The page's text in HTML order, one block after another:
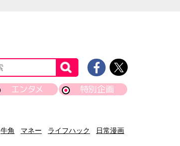
エンタメ 特別企画
牛角 マネー ライフハック
日常漫画